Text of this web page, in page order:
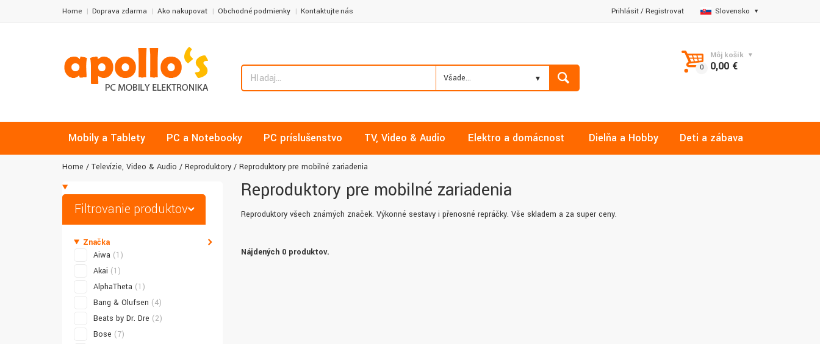
Home Doprava zdarma Ako nakupovať Obchodné podmienky Kontaktujte nás Slovensko
Prihlásiť/Registrovať
Všade...
Môj košík
0,00 €
Mobily a Tablety PC a Notebooky PC príslušenstvo TV, Video & Audio Elektro a domácnosť Dielňa a Hobby Deti a zábava
Home Televízie, Video & Audio Reproduktory Reproduktory pre mobilné zariadenia
Filtrovanie produktov
Značka
Aiwa (1)
Akai (1)
AlphaTheta (1)
Bang & Olufsen (4)
Beats by Dr. Dre (2)
Bose (7)
Reproduktory pre mobilné zariadenia
Reproduktory všech známých značek. Výkonné sestavy i přenosné repráčky. Vše skladem a za super ceny.
Nájdených 0 produktov.